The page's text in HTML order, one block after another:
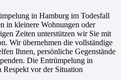
in Hamburg im Todesfall
in kleinere Wohnungen oder
Zeiten unterstützen wir Sie mit
Wir übernehmen die vollständige
Ihnen, persönliche Gegenstände
Die Entrümpelung in
vor der Situation